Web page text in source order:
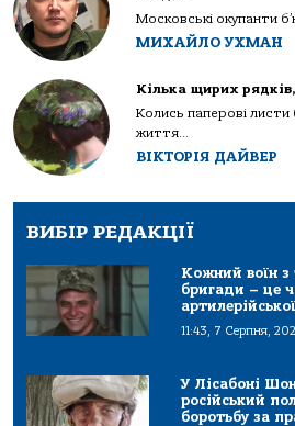
Московські окупанти
МИХАЙЛО УХМАН
Кілька щирих
Колись паперові
життя...
ВІКТОРІЯ ДАЙВЕР
ВИБІР РЕДАКЦІЇ
Кожний воїн з
бригади – це
11:43, 7 Серпня,
У Лісабоні
російський
боротьбу за